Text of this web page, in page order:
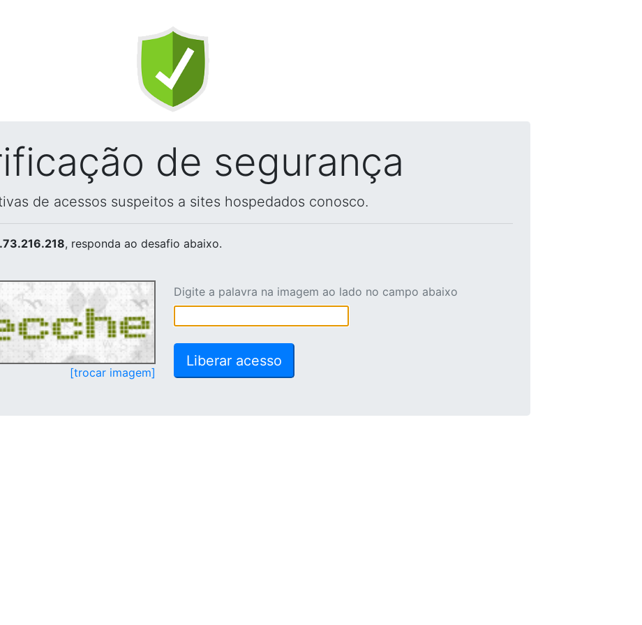
de segurança
de acessos suspeitos a sites hospedados conosco.
, responda ao desafio abaixo.
[trocar imagem]
Digite a palavra na imagem ao lado no campo abaixo